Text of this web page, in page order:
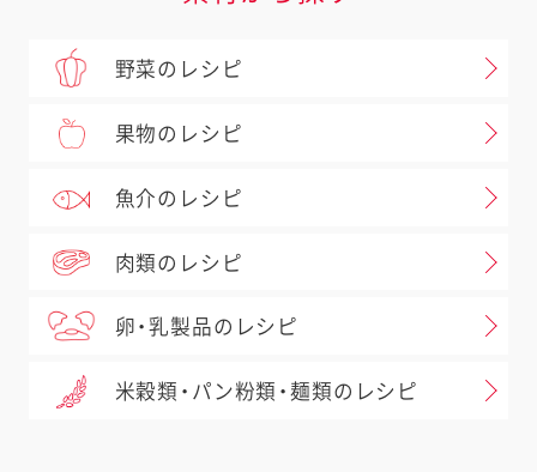
野菜のレシピ
果物のレシピ
魚介のレシピ
肉類のレシピ
卵・乳製品のレシピ
米穀類・パン粉類・麺類のレシピ